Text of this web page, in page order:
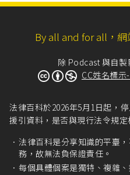
經濟部智慧財產局（
局112年8月至12月業
律師為訴訟代理人。
者，亦得為訴訟代
智慧財產案件審理法
項第二款至第七款之
人。」
智慧財產案件審理法
事事件，有下列各款
By all and for all，網
除 Podcast 與自
CC姓名標
法律百科於2026年5月1日起，
援引資料，是否與現行法令規定
法律百科是分享知識的平臺
務，故無法負保證責任。
每個具體個案是獨特、複雜